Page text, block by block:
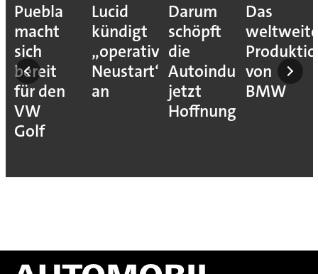
Puebla
macht
sich
bereit
für den
VW
Golf
Lucid
kündigt
„operativen
Neustart“
an
Darum
schöpft
die
Autoindustrie
jetzt
Hoffnung
Das
von
BMW